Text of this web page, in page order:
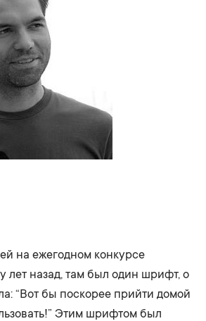
на ежегодном конкурсе
лет назад, там был один шрифт, о
“Вот бы поскорее прийти домой
Этим шрифтом был